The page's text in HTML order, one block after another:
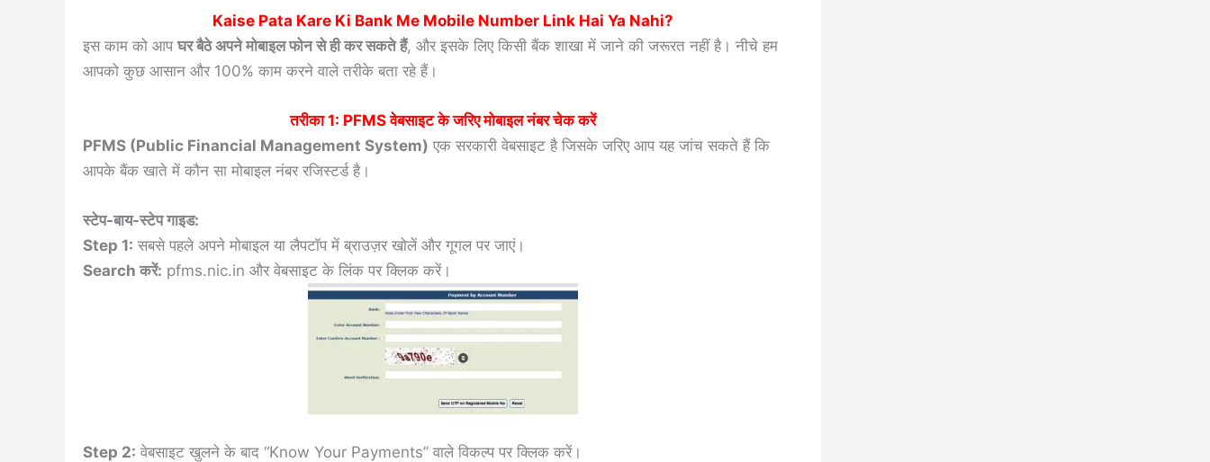
Kaise Pata Kare Ki Bank Me Mobile Number Link Hai Ya Nahi?
इस काम को आप घर बैठे अपने मोबाइल फोन से ही कर सकते हैं, और इसके लिए किसी बैंक शाखा में जाने की जरूरत नहीं है। नीचे हम
आपको कुछ आसान और 100% काम करने वाले तरीके बता रहे हैं।
तरीका 1: PFMS वेबसाइट के जरिए मोबाइल नंबर चेक करें
PFMS (Public Financial Management System) एक सरकारी वेबसाइट है जिसके जरिए आप यह जांच सकते हैं कि
आपके बैंक खाते में कौन सा मोबाइल नंबर रजिस्टर्ड है।
स्टेप-बाय-स्टेप गाइड:
Step 1: सबसे पहले अपने मोबाइल या लैपटॉप में ब्राउज़र खोलें और गूगल पर जाएं।
Search करें: pfms.nic.in और वेबसाइट के लिंक पर क्लिक करें।
Step 2: वेबसाइट खुलने के बाद “Know Your Payments” वाले विकल्प पर क्लिक करें।